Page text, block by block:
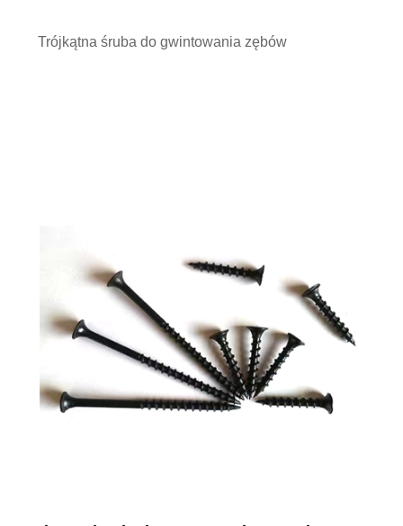
Trójkątna śruba do gwintowania zębów